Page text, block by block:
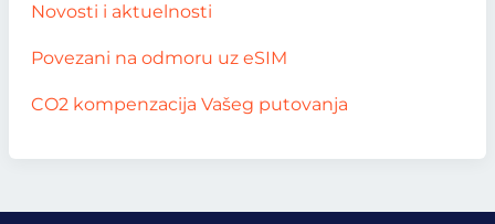
Novosti i aktuelnosti
Povezani na odmoru uz eSIM
CO2 kompenzacija Vašeg putovanja